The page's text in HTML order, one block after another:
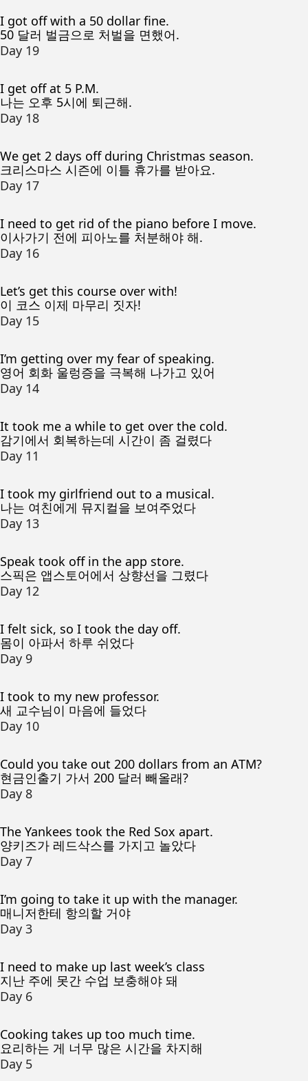
I got off with a 50 dollar fine.
50 달러 벌금으로 처벌을 면했어.
Day 19
I get off at 5 P.M.
나는 오후 5시에 퇴근해.
Day 18
We get 2 days off during Christmas season.
크리스마스 시즌에 이틀 휴가를 받아요.
Day 17
I need to get rid of the piano before I move.
이사가기 전에 피아노를 처분해야 해.
Day 16
Let’s get this course over with!
이 코스 이제 마무리 짓자!
Day 15
I’m getting over my fear of speaking.
영어 회화 울렁증을 극복해 나가고 있어
Day 14
It took me a while to get over the cold.
감기에서 회복하는데 시간이 좀 걸렸다
Day 11
I took my girlfriend out to a musical.
나는 여친에게 뮤지컬을 보여주었다
Day 13
Speak took off in the app store.
스픽은 앱스토어에서 상향선을 그렸다
Day 12
I felt sick, so I took the day off.
몸이 아파서 하루 쉬었다
Day 9
I took to my new professor.
새 교수님이 마음에 들었다
Day 10
Could you take out 200 dollars from an ATM?
현금인출기 가서 200 달러 빼올래?
Day 8
The Yankees took the Red Sox apart.
양키즈가 레드삭스를 가지고 놀았다
Day 7
I’m going to take it up with the manager.
매니저한테 항의할 거야
Day 3
I need to make up last week’s class
지난 주에 못간 수업 보충해야 돼
Day 6
Cooking takes up too much time.
요리하는 게 너무 많은 시간을 차지해
Day 5